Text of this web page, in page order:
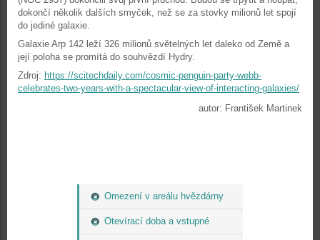
Omezení v areálu hvězdárny
Otevírací doba a vstupné
dokončí několik dalších smyček, než se za stovky milionů let spojí
do jediné galaxie.
Galaxie Arp 142 leží 326 milionů světelných let daleko od Země a
její poloha se promítá do souhvězdí Hydry.
Zdroj: https://scitechdaily.com/cosmic-penguin-party-webb-
celebrates-two-years-with-a-spectacular-view-of-interacting-galaxies/
autor: František Martinek